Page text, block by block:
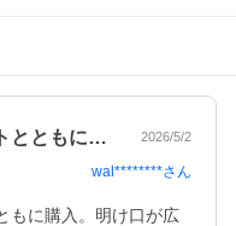
盛り塩固め器と八角皿のセットとともに購… 2026/5/2
wal********さん
もに購入。明け口が広